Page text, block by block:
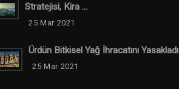
Stratejisi, Kira ...
25 Mar 2021
Ürdün Bitkisel Yağ İhracatını Yasakladı
25 Mar 2021